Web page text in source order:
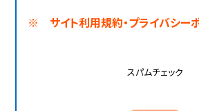
※ サイト利用規約・プライバシー
スパムチェック